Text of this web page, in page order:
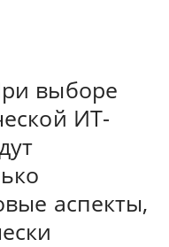
выборе
ИТ-
аспекты,